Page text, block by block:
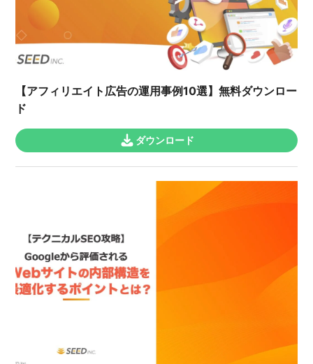
【アフィリエイト広告の運用事例10選】無料ダウンロー
ド
ダウンロード